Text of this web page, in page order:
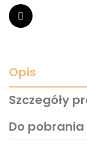
Opis
Szczegóły
Do pobrania